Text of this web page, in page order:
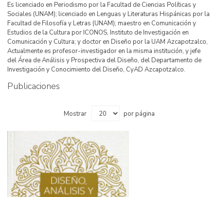
Es licenciado en Periodismo por la Facultad de Ciencias Políticas y
Sociales (UNAM); licenciado en Lenguas y Literaturas Hispánicas por la
Facultad de Filosofía y Letras (UNAM); maestro en Comunicación y
Estudios de la Cultura por ICONOS, Instituto de Investigación en
Comunicación y Cultura; y doctor en Diseño por la UAM Azcapotzalco,
Actualmente es profesor-investigador en la misma institución, y jefe
del Área de Análisis y Prospectiva del Diseño, del Departamento de
Investigación y Conocimiento del Diseño, CyAD Azcapotzalco.
Publicaciones
Mostrar por página